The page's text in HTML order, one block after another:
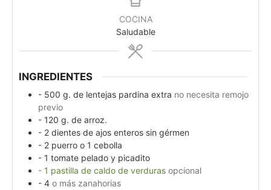
COCINA
Saludable
INGREDIENTES
- 500 g. de lentejas pardina extra no necesita remojo
previo
- 120 g. de arroz.
- 2 dientes de ajos enteros sin gérmen
- 2 puerro o 1 cebolla
- 1 tomate pelado y picadito
- 1 pastilla de caldo de verduras opcional
- 4 o más zanahorias